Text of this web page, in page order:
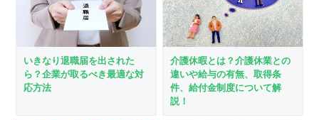
いきなり退職届を出された
ら？企業が取るべき最適な対
応方法
介護休暇とは？介護休業との
違いや給与の有無、取得条
件、給付金制度について解
説！